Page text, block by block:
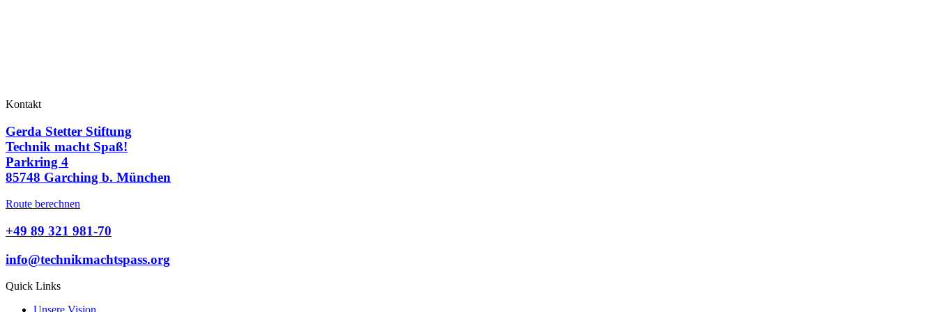
Kontakt
Gerda Stetter Stiftung
Technik macht Spaß!
Parkring 4
85748 Garching b. München
Route berechnen
+49 89 321 981-70
info@technikmachtspass.org
Quick Links